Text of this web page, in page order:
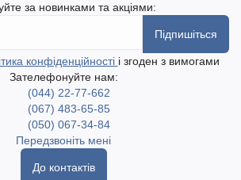
за новинками та акціями:
Підпишіться
конфіденційності і згоден з вимогами
Зателефонуйте нам:
(044) 22-77-662
(067) 483-65-85
(050) 067-34-84
Передзвоніть мені
До контактів